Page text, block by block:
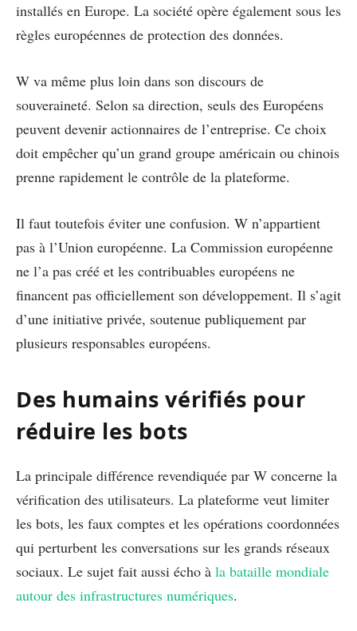
installés en Europe. La société opère également sous les
règles européennes de protection des données.
W va même plus loin dans son discours de
souveraineté. Selon sa direction, seuls des Européens
peuvent devenir actionnaires de l’entreprise. Ce choix
doit empêcher qu’un grand groupe américain ou chinois
prenne rapidement le contrôle de la plateforme.
Il faut toutefois éviter une confusion. W n’appartient
pas à l’Union européenne. La Commission européenne
ne l’a pas créé et les contribuables européens ne
financent pas officiellement son développement. Il s’agit
d’une initiative privée, soutenue publiquement par
plusieurs responsables européens.
Des humains vérifiés pour
réduire les bots
La principale différence revendiquée par W concerne la
vérification des utilisateurs. La plateforme veut limiter
les bots, les faux comptes et les opérations coordonnées
qui perturbent les conversations sur les grands réseaux
sociaux. Le sujet fait aussi écho à la bataille mondiale
autour des infrastructures numériques.